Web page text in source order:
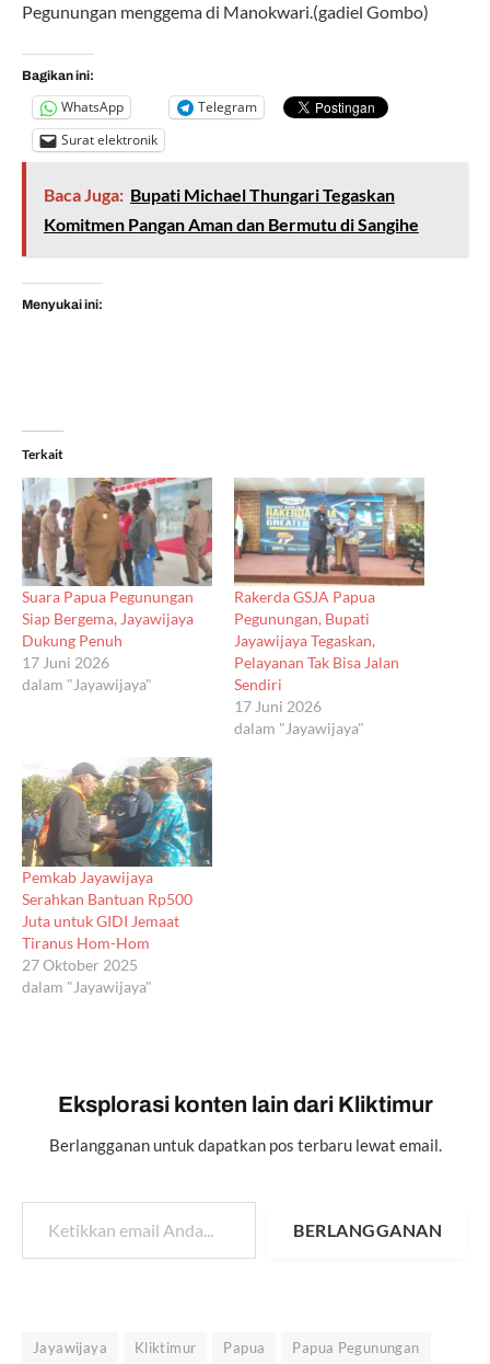
Pegunungan menggema di Manokwari.(gadiel Gombo)
Bagikan ini:
WhatsApp
Telegram
Surat elektronik
Baca Juga: Bupati Michael Thungari Tegaskan
Komitmen Pangan Aman dan Bermutu di Sangihe
Menyukai ini:
Terkait
Suara Papua Pegunungan
Siap Bergema, Jayawijaya
Dukung Penuh
17 Juni 2026
dalam "Jayawijaya"
Rakerda GSJA Papua
Pegunungan, Bupati
Jayawijaya Tegaskan,
Pelayanan Tak Bisa Jalan
Sendiri
17 Juni 2026
dalam "Jayawijaya"
Pemkab Jayawijaya
Serahkan Bantuan Rp500
Juta untuk GIDI Jemaat
Tiranus Hom-Hom
27 Oktober 2025
dalam "Jayawijaya"
Eksplorasi konten lain dari Kliktimur
Berlangganan untuk dapatkan pos terbaru lewat email.
Ketikkan email Anda...
BERLANGGANAN
Jayawijaya Kliktimur Papua Papua Pegunungan